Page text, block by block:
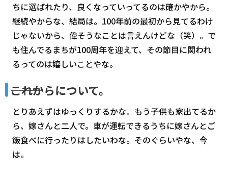
ちに選ばれたり、良くなっていってるのは確かやから。
継続やからな、結局は。100年前の最初から見てるわけ
じゃないから、偉そうなことは言えんけどな（笑）。で
も住んでるまちが100周年を迎えて、その節目に関われ
るってのは嬉しいことやな。
―――これからについて。
とりあえずはゆっくりするかな。もう子供も家出てるか
ら、嫁さんと二人で。車が運転できるうちに嫁さんとご
飯食べに行ったりはしたいわな。そのぐらいやな、今
は。